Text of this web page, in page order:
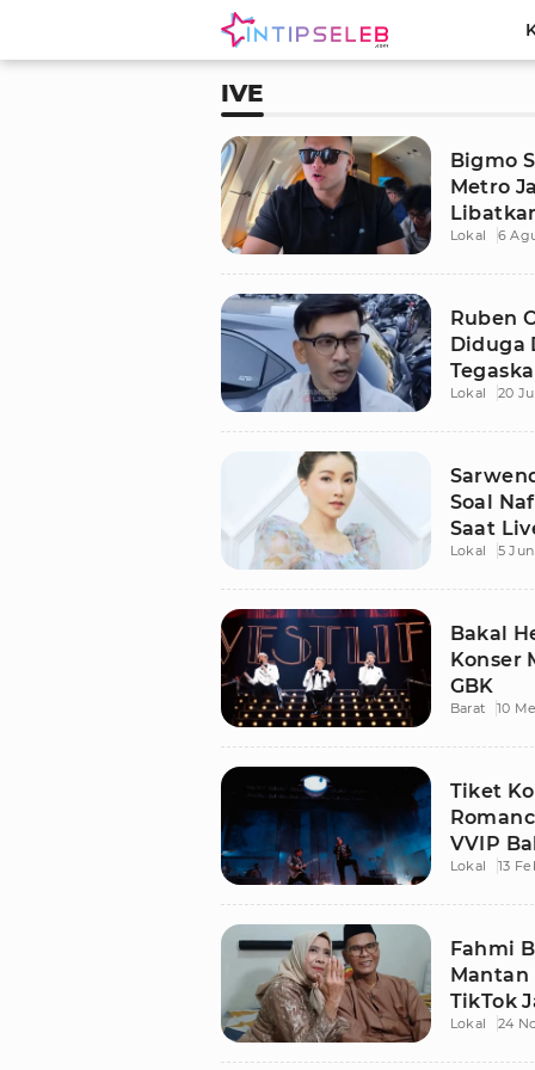
IVE
Bigmo
Metro
Vape
Lokal 6
Ruben
Diduga
Lokal 20
Soal
Saat
Lokal 5
Bakal
Konser
GBK
Barat 10
Tiket
VVIP
Lokal 13
Fahmi
Mantan
TikTok
Lokal 24